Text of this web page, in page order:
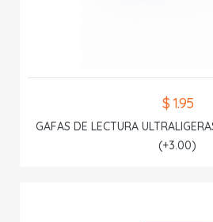
$ 1.95
GAFAS DE LECTURA
(+3.00)